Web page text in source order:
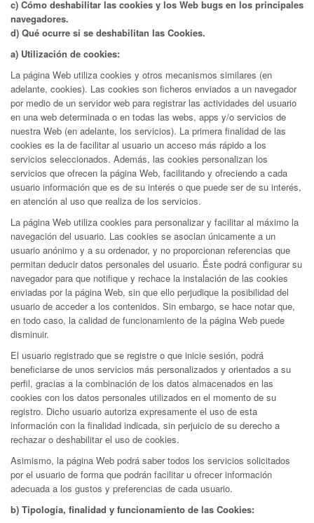
c) Cómo deshabilitar las cookies y los Web bugs en los principales
navegadores.
d) Qué ocurre si se deshabilitan las Cookies.
a) Utilización de cookies:
La página Web utiliza cookies y otros mecanismos similares (en
adelante, cookies). Las cookies son ficheros enviados a un navegador
por medio de un servidor web para registrar las actividades del usuario
en una web determinada o en todas las webs, apps y/o servicios de
nuestra Web (en adelante, los servicios). La primera finalidad de las
cookies es la de facilitar al usuario un acceso más rápido a los
servicios seleccionados. Además, las cookies personalizan los
servicios que ofrecen la página Web, facilitando y ofreciendo a cada
usuario información que es de su interés o que puede ser de su interés,
en atención al uso que realiza de los servicios.
La página Web utiliza cookies para personalizar y facilitar al máximo la
navegación del usuario. Las cookies se asocian únicamente a un
usuario anónimo y a su ordenador, y no proporcionan referencias que
permitan deducir datos personales del usuario. Éste podrá configurar su
navegador para que notifique y rechace la instalación de las cookies
enviadas por la página Web, sin que ello perjudique la posibilidad del
usuario de acceder a los contenidos. Sin embargo, se hace notar que,
en todo caso, la calidad de funcionamiento de la página Web puede
disminuir.
El usuario registrado que se registre o que inicie sesión, podrá
beneficiarse de unos servicios más personalizados y orientados a su
perfil, gracias a la combinación de los datos almacenados en las
cookies con los datos personales utilizados en el momento de su
registro. Dicho usuario autoriza expresamente el uso de esta
información con la finalidad indicada, sin perjuicio de su derecho a
rechazar o deshabilitar el uso de cookies.
Asimismo, la página Web podrá saber todos los servicios solicitados
por el usuario de forma que podrán facilitar u ofrecer información
adecuada a los gustos y preferencias de cada usuario.
b) Tipología, finalidad y funcionamiento de las Cookies: